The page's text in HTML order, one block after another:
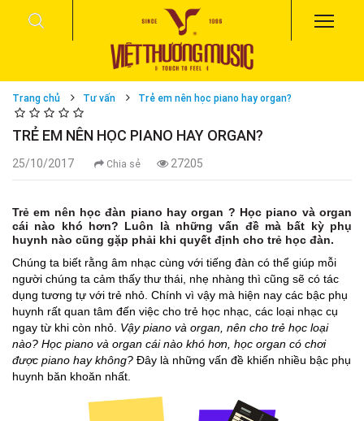
Trang chủ Tư vấn Trẻ em nên học piano hay organ?
TRẺ EM NÊN HỌC PIANO HAY ORGAN?
25/10/2017 Chia sẻ 27205
Trẻ em nên học đàn piano hay organ ? Học piano và organ
cái nào khó hơn? Luôn là những vấn đề mà bất kỳ phụ
huynh nào cũng gặp phải khi quyết định cho trẻ học đàn.
Chúng ta biết rằng âm nhạc cùng với tiếng đàn có thể giúp mỗi
người chúng ta cảm thấy thư thái, nhẹ nhàng thì cũng sẽ có tác
dụng tương tự với trẻ nhỏ. Chính vì vậy mà hiện nay các bậc phụ
huynh rất quan tâm đến việc cho trẻ học nhạc, các loại nhạc cụ
ngay từ khi còn nhỏ. Vậy piano và organ, nên cho trẻ học loại
nào? Học piano và organ cái nào khó hơn, học organ có chơi
được piano hay không? Đây là những vấn đề khiến nhiều bậc phụ
huynh băn khoăn nhất.